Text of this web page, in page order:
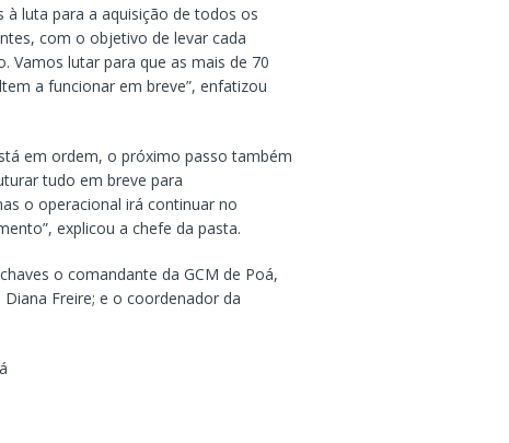
luta para a aquisição de todos os
com o objetivo de levar cada
Vamos lutar para que as mais de 70
a funcionar em breve”, enfatizou
em ordem, o próximo passo também
tudo em breve para
o operacional irá continuar no
explicou a chefe da pasta.
o comandante da GCM de Poá,
Freire; e o coordenador da